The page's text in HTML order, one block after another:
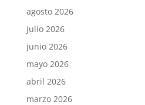
agosto 2026
julio 2026
junio 2026
mayo 2026
abril 2026
marzo 2026